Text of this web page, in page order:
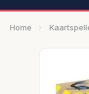
Home